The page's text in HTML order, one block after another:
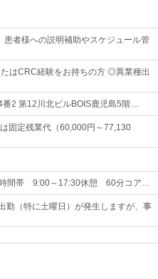
者様への説明補助やスケジュール管
はCRC経験をお持ちの方 ◎異業種出
番2 第12川北ビルBOIS鹿児島5階…
固定残業代（60,000円～77,130
時間帯 9:00～17:30休憩 60分コア…
（特に土曜日）が発生しますが、事